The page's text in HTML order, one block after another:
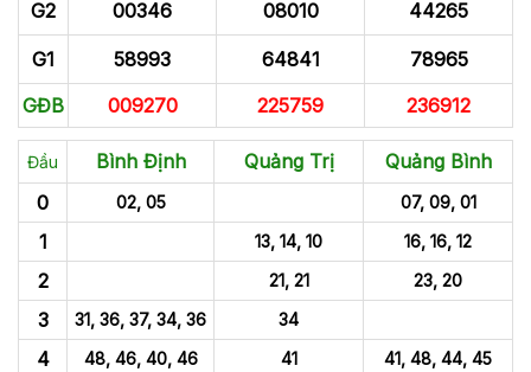
G2 00346 08010 44265
G1 58993 64841
78965
GĐB
009270 225759 236912
Đầu Bình Định Quảng Trị
Quảng Bình
0
02, 05 07, 09, 01
1 13, 14, 10 16, 16, 12
2 21, 21 23, 20
3 31, 36, 37, 34, 36 34
4 48, 46, 40, 46 41 41, 48, 44, 45